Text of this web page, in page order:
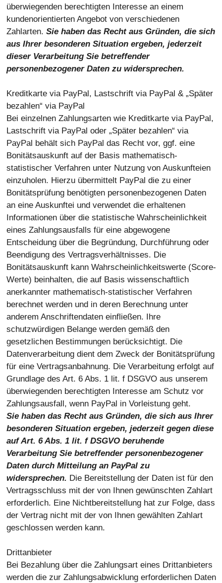
überwiegenden berechtigten Interesse an einem
kundenorientierten Angebot von verschiedenen
Zahlarten. Sie haben das Recht aus Gründen, die sich
aus Ihrer besonderen Situation ergeben, jederzeit
dieser Verarbeitung Sie betreffender
personenbezogener Daten zu widersprechen.
Kreditkarte via PayPal, Lastschrift via PayPal & „Später
bezahlen“ via PayPal
Bei einzelnen Zahlungsarten wie Kreditkarte via PayPal,
Lastschrift via PayPal oder „Später bezahlen“ via
PayPal behält sich PayPal das Recht vor, ggf. eine
Bonitätsauskunft auf der Basis mathematisch-
statistischer Verfahren unter Nutzung von Auskunfteien
einzuholen. Hierzu übermittelt PayPal die zu einer
Bonitätsprüfung benötigten personenbezogenen Daten
an eine Auskunftei und verwendet die erhaltenen
Informationen über die statistische Wahrscheinlichkeit
eines Zahlungsausfalls für eine abgewogene
Entscheidung über die Begründung, Durchführung oder
Beendigung des Vertragsverhältnisses. Die
Bonitätsauskunft kann Wahrscheinlichkeitswerte (Score-
Werte) beinhalten, die auf Basis wissenschaftlich
anerkannter mathematisch-statistischer Verfahren
berechnet werden und in deren Berechnung unter
anderem Anschriftendaten einfließen. Ihre
schutzwürdigen Belange werden gemäß den
gesetzlichen Bestimmungen berücksichtigt. Die
Datenverarbeitung dient dem Zweck der Bonitätsprüfung
für eine Vertragsanbahnung. Die Verarbeitung erfolgt auf
Grundlage des Art. 6 Abs. 1 lit. f DSGVO aus unserem
überwiegenden berechtigten Interesse am Schutz vor
Zahlungsausfall, wenn PayPal in Vorleistung geht.
Sie haben das Recht aus Gründen, die sich aus Ihrer
besonderen Situation ergeben, jederzeit gegen diese
auf Art. 6 Abs. 1 lit. f DSGVO beruhende
Verarbeitung Sie betreffender personenbezogener
Daten durch Mitteilung an PayPal zu
widersprechen. Die Bereitstellung der Daten ist für den
Vertragsschluss mit der von Ihnen gewünschten Zahlart
erforderlich. Eine Nichtbereitstellung hat zur Folge, dass
der Vertrag nicht mit der von Ihnen gewählten Zahlart
geschlossen werden kann.
Drittanbieter
Bei Bezahlung über die Zahlungsart eines Drittanbieters
werden die zur Zahlungsabwicklung erforderlichen Daten